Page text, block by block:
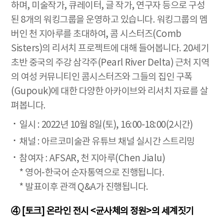
하며, 미술작가, 큐레이터, 글 작가, 연구자 등으로 구성
된 8개의 워킹그룹을 운영하고 있습니다. 워킹그룹의 멤
버인 천 지아루를 초대하여, 콤 시스터즈(Comb
Sisters)의 리서치 프로젝트에 대해 들어봅니다. 20세기
초반 중국의 주강 삼각주(Pearl River Delta) 근처 지역
의 여성 커뮤니티인 콤시스터즈와 그들의 집인 구폭
(Gupouk)에 대한 다양한 아카이브와 리서치 자료를 살
펴봅니다.
일시 : 2022년 10월 8일(토), 16:00-18:00(2시간)
채널 : 아르코미술관 유튜브 채널 실시간 스트리밍
참여자 : AFSAR, 천 지아루(Chen Jialu)
* 영어-한국어 순자통역으로 진행됩니다.
* 발표이후 관객 Q&A가 진행됩니다.
④ [토크] 온라인 전시 <균사체의 정원>의 세계짓기